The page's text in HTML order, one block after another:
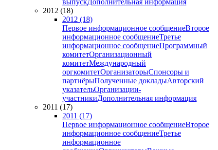
выпускДополнительная информация
2012 (18)
2012 (18)
Первое информационное сообщениеВторое
информационное сообщениеТретье
информационное сообщениеПрограммный
комитетОрганизационный
комитетМеждународный
оргкомитетОрганизаторыСпонсоры и
партнёрыПолученные докладыАвторский
указательОрганизации-
участникиДополнительная информация
2011 (17)
2011 (17)
Первое информационное сообщениеВторое
информационное сообщениеТретье
информационное